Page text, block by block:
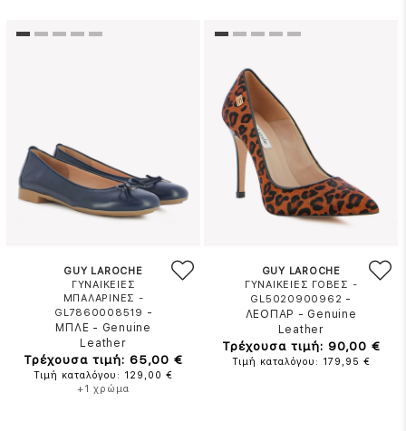
GUY LAROCHE
ΓΥΝΑΙΚΕΙΕΣ
ΜΠΑΛΑΡΙΝΕΣ -
GL7860008519 -
ΜΠΛΕ - Genuine
Leather
Τρέχουσα τιμή: 65,00 €
Τιμή καταλόγου: 129,00 €
+1 χρώμα
GUY LAROCHE
ΓΥΝΑΙΚΕΙΕΣ ΓΟΒΕΣ -
GL5020900962 -
ΛΕΟΠΑΡ - Genuine
Leather
Τρέχουσα τιμή: 90,00 €
Τιμή καταλόγου: 179,95 €